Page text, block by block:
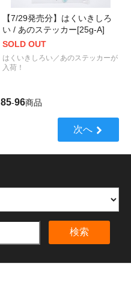
【7/29発売分】はくいきしろ
い / あのステッカー[25g-A]
SOLD OUT
はくいきしろい／あのステッカーが
入荷！
85-96商品
次へ
検索